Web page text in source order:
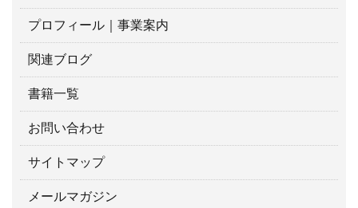
プロフィール｜事業案内
関連ブログ
書籍一覧
お問い合わせ
サイトマップ
メールマガジン